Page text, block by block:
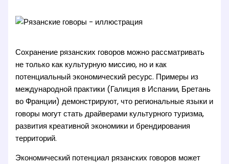
Сохранение рязанских говоров можно рассматривать
не только как культурную миссию, но и как
потенциальный экономический ресурс. Примеры из
международной практики (Галиция в Испании, Бретань
во Франции) демонстрируют, что региональные языки и
говоры могут стать драйверами культурного туризма,
развития креативной экономики и брендирования
территорий.
Экономический потенциал рязанских говоров может